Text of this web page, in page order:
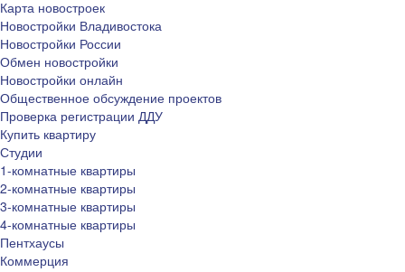
Карта новостроек
Новостройки Владивостока
Новостройки России
Обмен новостройки
Новостройки онлайн
Общественное обсуждение проектов
Проверка регистрации ДДУ
Купить квартиру
Студии
1-комнатные квартиры
2-комнатные квартиры
3-комнатные квартиры
4-комнатные квартиры
Пентхаусы
Коммерция